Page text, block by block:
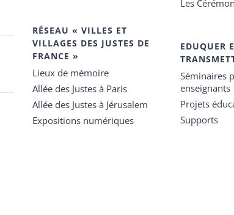
RÉSEAU « VILLES ET
VILLAGES DES JUSTES DE
FRANCE »
Lieux de mémoire
Allée des Justes à Paris
Allée des Justes à Jérusalem
Expositions numériques
Les
EDUQUER
Séminaires
enseignants
Projets
Supports